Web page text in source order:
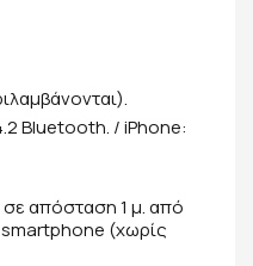
Bluetooth. / iPhone:
απόσταση 1 μ. από
smartphone (χωρίς